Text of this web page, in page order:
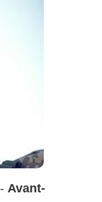
Avant-